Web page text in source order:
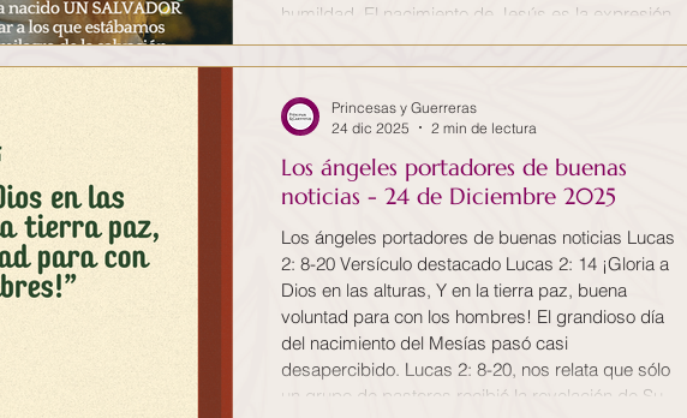
humildad. El nacimiento de Jesús es la expresión
suprema del amor de Dios por la humanidad. En
un mundo lleno de pecado y sufrimiento, Dios
decidió enviar a su Hijo para salvarnos,
demostrando un
Los ángeles portadores de buenas
noticias - 24 de Diciembre 2025
Los ángeles portadores de buenas noticias Lucas
2: 8-20 Versículo destacado Lucas 2: 14 ¡Gloria a
Dios en las alturas, Y en la tierra paz, buena
voluntad para con los hombres! El grandioso día
del nacimiento del Mesías pasó casi
desapercibido. Lucas 2: 8-20, nos relata que sólo
un grupo de pastores recibió la revelación de Su
Princesas y Guerreras
24 dic 2025
2 min de lectura